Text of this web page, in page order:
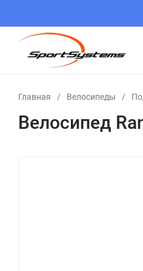
Главная / Велосипеды /
Велосипед